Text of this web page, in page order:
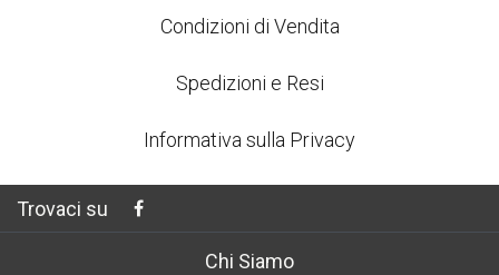
Condizioni di Vendita
Spedizioni e Resi
Informativa sulla Privacy
Trovaci su
Chi Siamo